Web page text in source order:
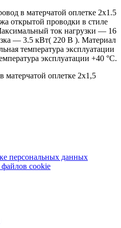
в матерчатой оплетке 2х1.5
открытой проводки в стиле
ток нагрузки — 16
— 3.5 кВт( 220 В ). Материал
температура эксплуатации
эксплуатации +40 °C.
матерчатой оплетке 2х1,5
персональных данных
cookie